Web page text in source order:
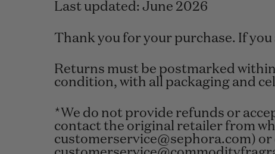
Last updated: June 2026
Thank you for your purchase. If
Returns must be postmarked
condition, with all packaging and
*We do not provide refunds or
contact the original retailer from
customerservice@sephora.com) or